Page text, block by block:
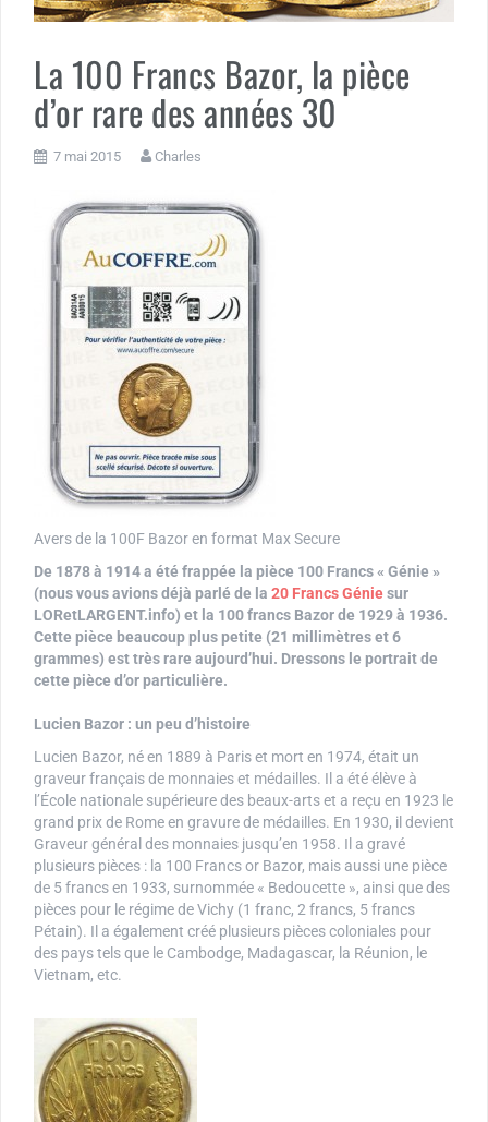
La 100 Francs Bazor, la pièce
d’or rare des années 30
7 mai 2015 Charles
Avers de la 100F Bazor en format Max Secure
De 1878 à 1914 a été frappée la pièce 100 Francs « Génie »
(nous vous avions déjà parlé de la 20 Francs Géniesur
LORetLARGENT.info) et la 100 francs Bazor de 1929 à 1936.
Cette pièce beaucoup plus petite (21 millimètres et 6
grammes) est très rare aujourd’hui. Dressons le portrait de
cette pièce d’or particulière.
Lucien Bazor : un peu d’histoire
Lucien Bazor, né en 1889 à Paris et mort en 1974, était un
graveur français de monnaies et médailles. Il a été élève à
l’École nationale supérieure des beaux-arts et a reçu en 1923 le
grand prix de Rome en gravure de médailles. En 1930, il devient
Graveur général des monnaies jusqu’en 1958. Il a gravé
plusieurs pièces : la 100 Francs or Bazor, mais aussi une pièce
de 5 francs en 1933, surnommée « Bedoucette », ainsi que des
pièces pour le régime de Vichy (1 franc, 2 francs, 5 francs
Pétain). Il a également créé plusieurs pièces coloniales pour
des pays tels que le Cambodge, Madagascar, la Réunion, le
Vietnam, etc.